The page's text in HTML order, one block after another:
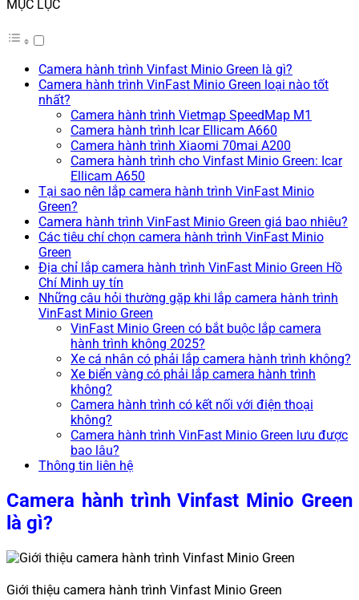
MỤC LỤC
Camera hành trình Vinfast Minio Green là gì?
Camera hành trình VinFast Minio Green loại nào tốt
nhất?
Camera hành trình Vietmap SpeedMap M1
Camera hành trình Icar Ellicam A660
Camera hành trình Xiaomi 70mai A200
Camera hành trình cho Vinfast Minio Green: Icar
Ellicam A650
Tại sao nên lắp camera hành trình VinFast Minio
Green?
Camera hành trình VinFast Minio Green giá bao nhiêu?
Các tiêu chí chọn camera hành trình VinFast Minio
Green
Địa chỉ lắp camera hành trình VinFast Minio Green Hồ
Chí Minh uy tín
Những câu hỏi thường gặp khi lắp camera hành trình
VinFast Minio Green
VinFast Minio Green có bắt buộc lắp camera
hành trình không 2025?
Xe cá nhân có phải lắp camera hành trình không?
Xe biển vàng có phải lắp camera hành trình
không?
Camera hành trình có kết nối với điện thoại
không?
Camera hành trình VinFast Minio Green lưu được
bao lâu?
Thông tin liên hệ
Camera hành trình Vinfast Minio Green
là gì?
Giới thiệu camera hành trình Vinfast Minio Green